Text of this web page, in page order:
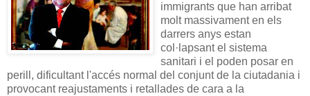
immigrants que han arribat
molt massivament en els
darrers anys estan
col·lapsant el sistema
sanitari i el poden posar en
perill, dificultant l'accés normal del conjunt de la ciutadania i
provocant reajustaments i retallades de cara a la